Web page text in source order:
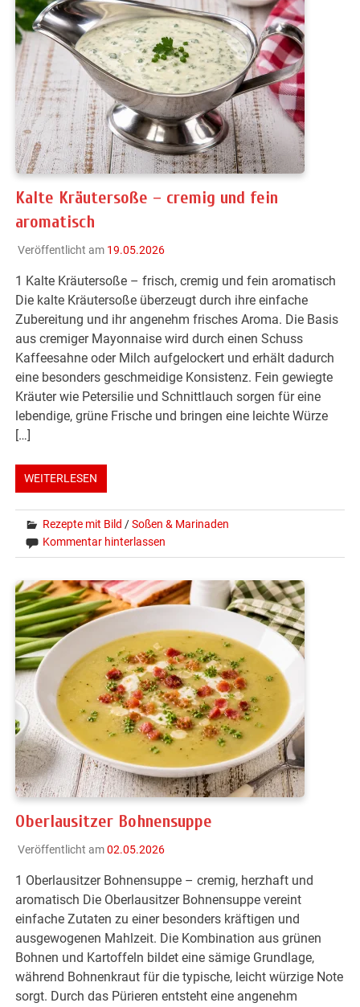
Kalte Kräutersoße – cremig und fein
aromatisch
Veröffentlicht am 19.05.2026
1 Kalte Kräutersoße – frisch, cremig und fein aromatisch
Die kalte Kräutersoße überzeugt durch ihre einfache
Zubereitung und ihr angenehm frisches Aroma. Die Basis
aus cremiger Mayonnaise wird durch einen Schuss
Kaffeesahne oder Milch aufgelockert und erhält dadurch
eine besonders geschmeidige Konsistenz. Fein gewiegte
Kräuter wie Petersilie und Schnittlauch sorgen für eine
lebendige, grüne Frische und bringen eine leichte Würze
[…]
WEITERLESEN
Rezepte mit Bild /Soßen & Marinaden
Kommentar hinterlassen
Oberlausitzer Bohnensuppe
Veröffentlicht am02.05.2026
1 Oberlausitzer Bohnensuppe – cremig, herzhaft und
aromatisch Die Oberlausitzer Bohnensuppe vereint
einfache Zutaten zu einer besonders kräftigen und
ausgewogenen Mahlzeit. Die Kombination aus grünen
Bohnen und Kartoffeln bildet eine sämige Grundlage,
während Bohnenkraut für die typische, leicht würzige Note
sorgt. Durch das Pürieren entsteht eine angenehm